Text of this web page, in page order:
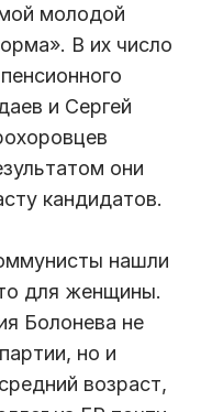
молодой
В их число
и Сергей
они
кандидатов.
нашли
для женщины.
Болонева не
но и
возраст,